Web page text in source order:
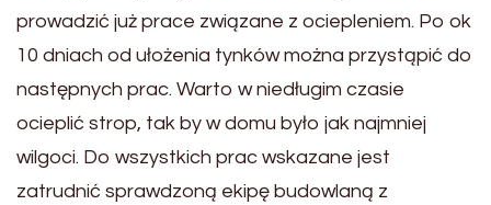
prowadzić już prace związane z ociepleniem. Po ok
10 dniach od ułożenia tynków można przystąpić do
następnych prac. Warto w niedługim czasie
ocieplić strop, tak by w domu było jak najmniej
wilgoci. Do wszystkich prac wskazane jest
zatrudnić sprawdzoną ekipę budowlaną z